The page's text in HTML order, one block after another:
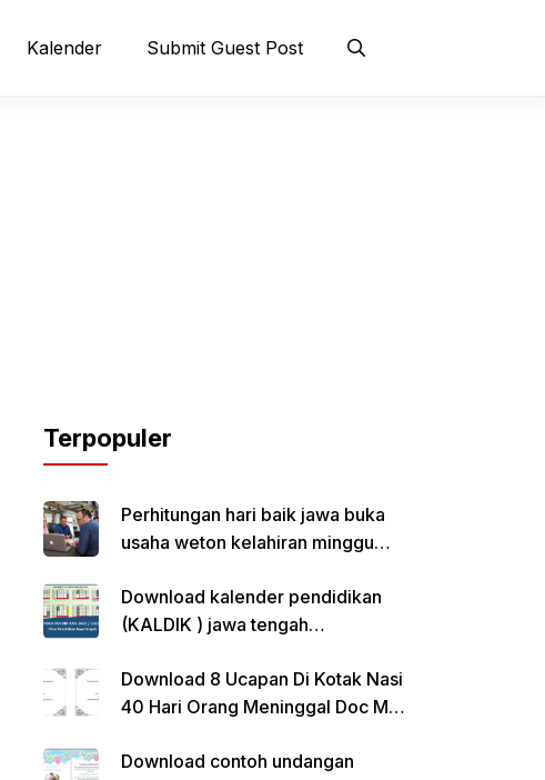
Kalender Submit Guest Post
Terpopuler
Perhitungan hari baik jawa buka
usaha weton kelahiran minggu
Download kalender pendidikan
(KALDIK ) jawa tengah
Download 8 Ucapan Di Kotak Nasi
40 Hari Orang Meninggal Doc Ms.
Download contoh undangan